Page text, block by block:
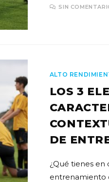
SIN
ALTO
LOS 3
DE
¿Qué tienes en
entrenamiento